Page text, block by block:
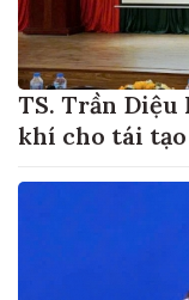
TS. Trần
khí cho tái